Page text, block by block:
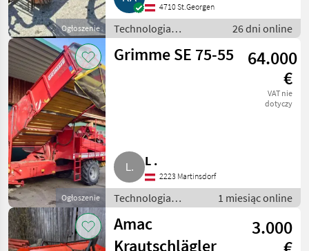
Ogłoszenie
4710 St.Georgen
Technologia
ziemniaczana / Inne
rozwiązania
26 dni online
Ogłoszenie
Grimme SE 75-55
64.000
€
VAT nie
dotyczy
L .
2223 Martinsdorf
Technologia
ziemniaczana /
Inne rozwiązania
technologiczne dla
1 miesiąc online
Amac
Krautschlägler
3.000